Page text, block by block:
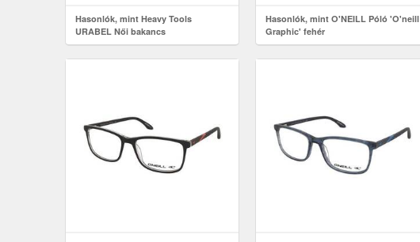
Hasonlók, mint Heavy Tools
URABEL Női bakancs
Hasonlók, mint O'NEILL Póló 'O'neill
Graphic' fehér